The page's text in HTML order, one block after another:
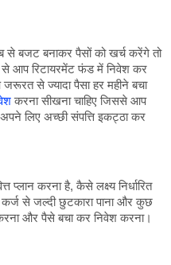
से बजट बनाकर पैसों को खर्च करेंगे तो
आप रिटायरमेंट फंड में निवेश कर
से ज्यादा पैसा हर महीने बचा
करना सीखना चाहिए जिससे आप
लिए अच्छी संपत्ति इकट्ठा कर
करना है, कैसे लक्ष्य निर्धारित
से जल्दी छुटकारा पाना और कुछ
और पैसे बचा कर निवेश करना।